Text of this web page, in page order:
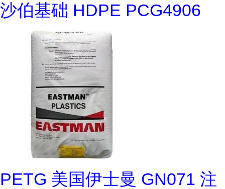
沙伯基础 HDPE PCG4906
PETG 美国伊士曼 GN071 注